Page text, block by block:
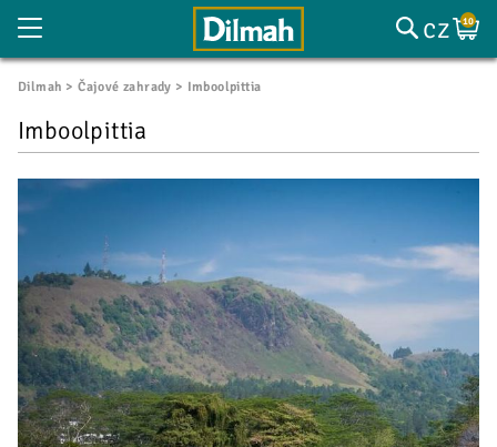
cz 10
Dilmah Čajové zahrady Imboolpittia
Imboolpittia